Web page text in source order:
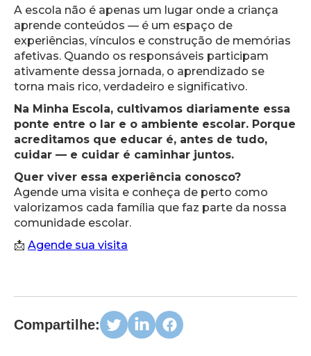
A escola não é apenas um lugar onde a criança
aprende conteúdos — é um espaço de
experiências, vínculos e construção de memórias
afetivas. Quando os responsáveis participam
ativamente dessa jornada, o aprendizado se
torna mais rico, verdadeiro e significativo.
Na Minha Escola, cultivamos diariamente essa
ponte entre o lar e o ambiente escolar. Porque
acreditamos que educar é, antes de tudo,
cuidar — e cuidar é caminhar juntos.
Quer viver essa experiência conosco?
Agende uma visita e conheça de perto como
valorizamos cada família que faz parte da nossa
comunidade escolar.
📩 Agende sua visita
Compartilhe: